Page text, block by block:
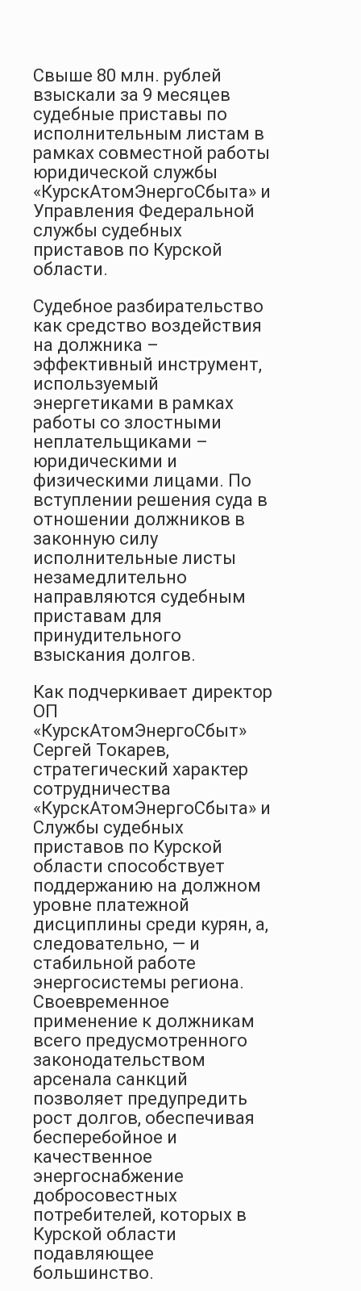
Свыше 80 млн. рублей
взыскали за 9 месяцев
судебные приставы по
исполнительным листам в
рамках совместной работы
юридической службы
«КурскАтомЭнергоСбыта» и
Управления Федеральной
службы судебных
приставов по Курской
области.
Судебное разбирательство
как средство воздействия
на должника –
эффективный инструмент,
используемый
энергетиками в рамках
работы со злостными
неплательщиками –
юридическими и
физическими лицами. По
вступлении решения суда в
отношении должников в
законную силу
исполнительные листы
незамедлительно
направляются судебным
приставам для
принудительного
взыскания долгов.
Как подчеркивает директор
ОП
«КурскАтомЭнергоСбыт»
Сергей Токарев,
стратегический характер
сотрудничества
«КурскАтомЭнергоСбыта» и
Службы судебных
приставов по Курской
области способствует
поддержанию на должном
уровне платежной
дисциплины среди курян, а,
следовательно, — и
стабильной работе
энергосистемы региона.
Своевременное
применение к должникам
всего предусмотренного
законодательством
арсенала санкций
позволяет предупредить
рост долгов, обеспечивая
бесперебойное и
качественное
энергоснабжение
добросовестных
потребителей, которых в
Курской области
подавляющее
большинство.